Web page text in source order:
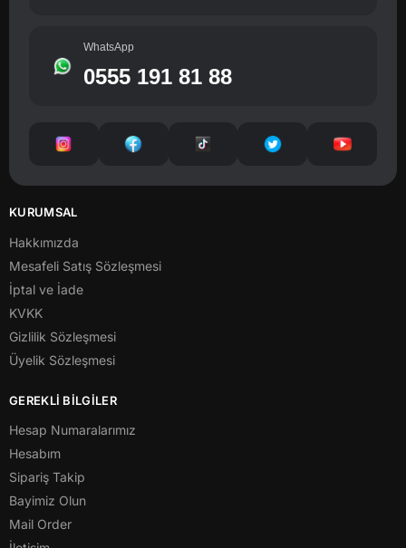
WhatsApp
0555 191 81 88
KURUMSAL
Hakkımızda
Mesafeli Satış Sözleşmesi
İptal ve İade
KVKK
Gizlilik Sözleşmesi
Üyelik Sözleşmesi
GEREKLİ BİLGİLER
Hesap Numaralarımız
Hesabım
Sipariş Takip
Bayimiz Olun
Mail Order